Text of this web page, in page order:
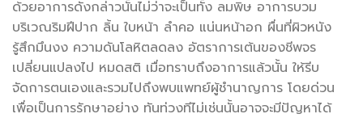
ด้วยอาการดังกล่าวนั้นไม่ว่าจะเป็นทั้ง ลมพิษ อาการบวม
บริเวณริมฝีปาก ลิ้น ใบหน้า ลำคอ แน่นหน้าอก ผื่นที่ผิวหนัง
รู้สึกมึนงง ความดันโลหิตลดลง อัตราการเต้นของชีพจร
เปลี่ยนแปลงไป หมดสติ เมื่อทราบถึงอาการแล้วนั้น ให้รีบ
จัดการตนเองและรวมไปถึงพบแพทย์ผู้ชำนาญการ โดยด่วน
เพื่อเป็นการรักษาอย่าง ทันท่วงทีไม่เช่นนั้นอาจจะมีปัญหาได้